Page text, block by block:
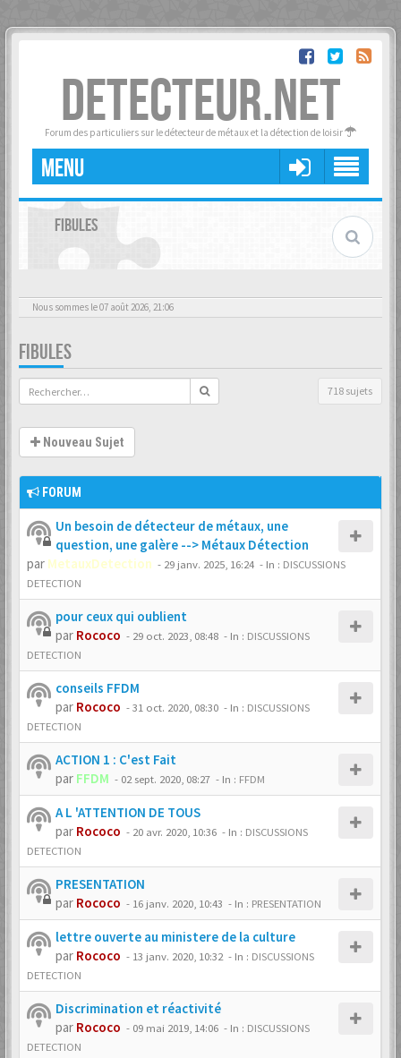
DETECTEUR.NET
Forum des particuliers sur le détecteur de métaux et la détection de loisir
MENU
FIBULES
Nous sommes le 07 août 2026, 21:06
FIBULES
718 sujets
Nouveau Sujet
FORUM
Un besoin de détecteur de métaux, une
question, une galère --> Métaux Détection
par MetauxDetection - 29 janv. 2025, 16:24 - In : DISCUSSIONS
DETECTION
pour ceux qui oublient
par Rococo - 29 oct. 2023, 08:48 - In : DISCUSSIONS
DETECTION
conseils FFDM
par Rococo -31 oct. 2020, 08:30 - In : DISCUSSIONS
DETECTION
ACTION 1 : C'est Fait
par FFDM - 02 sept. 2020, 08:27 - In : FFDM
A L 'ATTENTION DE TOUS
par Rococo - 20 avr. 2020, 10:36 - In : DISCUSSIONS
DETECTION
PRESENTATION
par Rococo - 16 janv. 2020, 10:43 - In : PRESENTATION
lettre ouverte au ministere de la culture
par Rococo - 13 janv. 2020, 10:32 - In : DISCUSSIONS
DETECTION
Discrimination et réactivité
par Rococo - 09 mai 2019, 14:06 - In : DISCUSSIONS
DETECTION